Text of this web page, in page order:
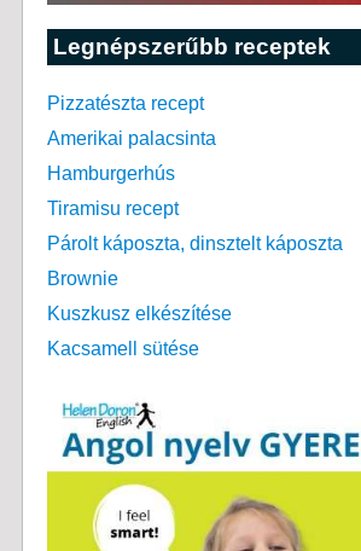
Legnépszerűbb receptek
Pizzatészta recept
Amerikai palacsinta
Hamburgerhús
Tiramisu recept
Párolt káposzta, dinsztelt káposzta
Brownie
Kuszkusz elkészítése
Kacsamell sütése